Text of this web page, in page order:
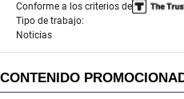
Conforme a los criterios de
Tipo de trabajo:
Noticias